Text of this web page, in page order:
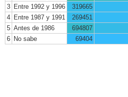
3 Entre 1992 y 1996 319665
4 Entre 1987 y 1991 269451
5 Antes de 1986 694807
6 No sabe 69404